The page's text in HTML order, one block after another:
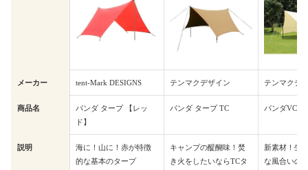
メーカー tent-Mark DESIGNS テンマクデザイン テンマクデ
商品名
パンダ タープ 【レッ
ド】
パンダ タープ TC パンダVC
説明
海に！山に！赤が特徴
的な基本のタープ
キャンプの醍醐味！焚
き火をしたいならTCタ
新素材！生
な風合いの